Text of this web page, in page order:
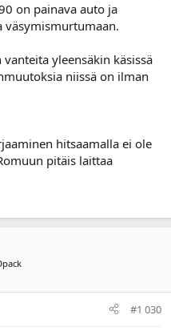
on painava auto ja
väsymismurtumaan.
yleensäkin käsissä
niissä on ilman
hitsaamalla ei ole
pitäis laittaa
#1 030